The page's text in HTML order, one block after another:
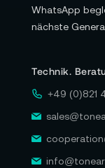
WhatsApp
nächste
Technik.
+49 (0)821